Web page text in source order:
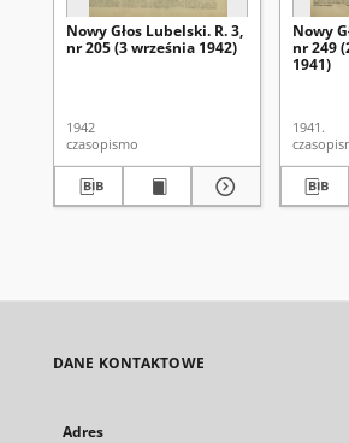
Nowy Głos Lubelski. R. 3,
nr 205 (3 września 1942)
1942
czasopismo
Nowy
nr 249
1941)
1941.
DANE KONTAKTOWE
Adres